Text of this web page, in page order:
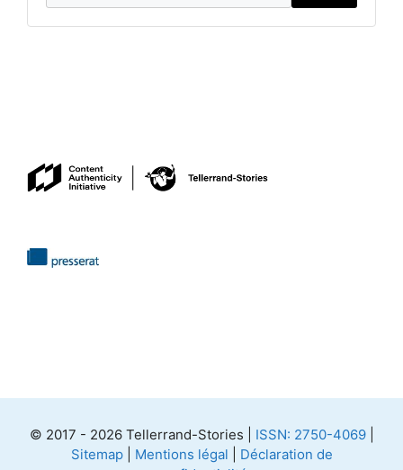
© 2017 - 2026 Tellerrand-Stories | ISSN: 2750-4069|
Sitemap| Mentions légal
Déclaration de